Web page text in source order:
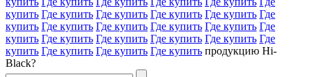
купить Где купить Где купить Где купить Где купить Где
купить Где купить Где купить Где купить Где купить Где
купить Где купить Где купить Где купить Где купить Где
купить Где купить Где купить Где купить продукцию Hi-
Black?